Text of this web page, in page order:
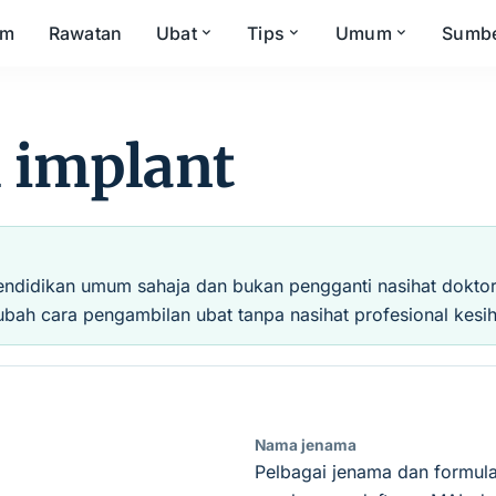
Rawatan Ubat Tips Umum
implant
umum sahaja dan bukan pengganti nasihat
cara pengambilan ubat tanpa nasihat profesional
Nama jenama
Pelbagai jenama dan